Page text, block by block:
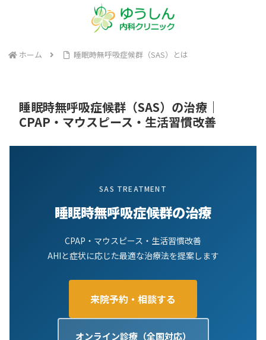
ホーム 睡眠時無呼吸症候群（SAS）とは
睡眠時無呼吸症候群（SAS）の治療｜
CPAP・マウスピース・生活習慣改善
SAS TREATMENT
睡眠時無呼吸症候群の治療
CPAP・マウスピース・生活習慣改善
AHIと症状に応じた最適な治療法を提案します
来院予約・相談する
オンライン診療（全国対応）